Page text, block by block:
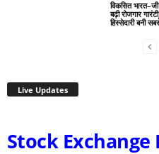
विकसित
बढ़ी रोजगार
हिस्सेदारी बनी
Live Updates
Stock Exchange